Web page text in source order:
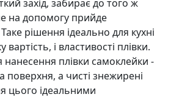
захід, забирає до того ж
на допомогу прийде
рішення ідеально для кухні
і властивості плівки.
нанесення плівки самоклейки -
поверхня, а чисті знежирені
цього ідеальними